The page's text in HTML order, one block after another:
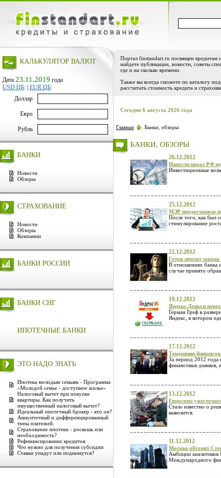
КАЛЬКУЛЯТОР ВАЛЮТ
Дата 23.11.2019 года
USD ЦБ: EUR ЦБ:
Доллар
Евро
Рубль
БАНКИ
Новости
Обзоры
СТРАХОВАНИЕ
Новости
Обзоры
Компании
БАНКИ РОССИИ
БАНКИ СНГ
ИПОТЕЧНЫЕ БАНКИ
ЭТО НАДО ЗНАТЬ
Ипотека молодым семьям - Программа
«Молодой семье - доступное жилье»
Налоговый вычет при покупке
квартиры. Как получить
имущественный налоговый вычет?
Идеальный ипотечный брокер - кто он?
Аннуитетный и дифференцированный
типы платежей.
Страхование ипотеки - роскошь или
необходимость?
Рефинансирование кредитов
Что нужно для получения субсидии
Ставки упадут или поднимутся?
Портал finstandart.ru посвящен кредитам
найдете публикации, новости, советы
где и на сколько времени.
Также вы всегда сможете по каталогу
рассчитать стоимость кредита и
Сегодня 6 августа 2026 года
Главная Банки, обзоры
БАНКИ, ОБЗОРЫ
26.12.2012
Инвестклимат РФ
Инвестиционные
25.12.2012
МЭР предоставило
После того, как был
стимулирование
22.12.2012
Готов проект
В отношениях банка
случае принято
19.12.2012
Яндекс.Деньги
Герман Греф в
Яндекс, в котором
17.12.2012
Тенденции
За период 2012 года
финансовых рынков,
13.12.2012
Евросоюз
Стало известно о
вывозится.
11.12.2012
Москва обгонит
Амбиции аналитиков
Международного